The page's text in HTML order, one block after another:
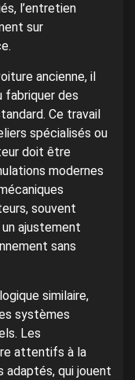
l’entretien
sur
ancienne, il
fabriquer des
Ce travail
spécialisés ou
doit être
modernes
souvent
ajustement
sans
similaire,
systèmes
Les
attentifs à la
adaptés, qui jouent